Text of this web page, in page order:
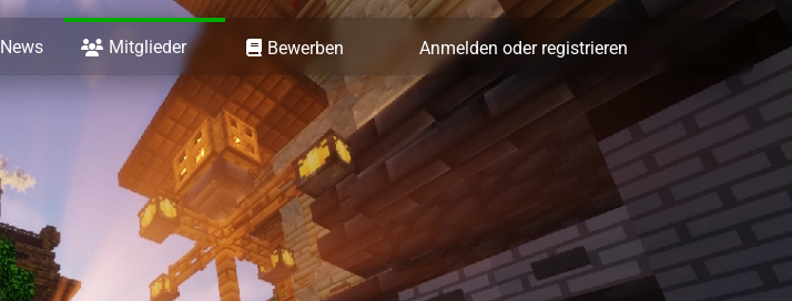
News Mitglieder Bewerben Server
Anmelden oder registrieren